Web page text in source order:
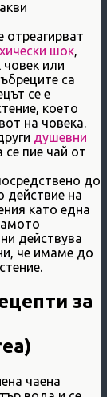
отреагирват
шок,
или
са
се е
което
на човека.
душевни
пие чай от
до
действие на
като една
действува
че имаме до
за
чаена